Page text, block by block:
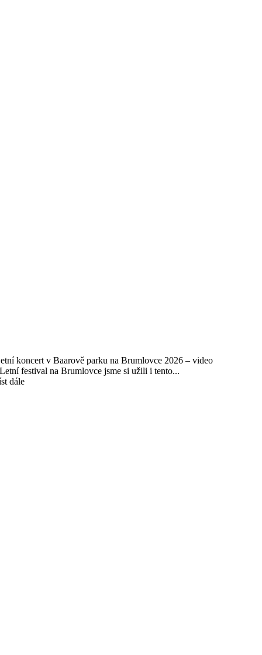
koncert v Baarově parku na Brumlovce 2026 – video
festival na Brumlovce jsme si užili i tento...
dále